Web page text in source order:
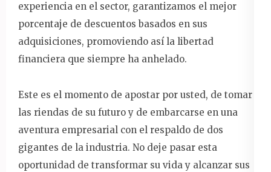
experiencia en el sector, garantizamos el mejor
porcentaje de descuentos basados en sus
adquisiciones, promoviendo así la libertad
financiera que siempre ha anhelado.
Este es el momento de apostar por usted, de tomar
las riendas de su futuro y de embarcarse en una
aventura empresarial con el respaldo de dos
gigantes de la industria. No deje pasar esta
oportunidad de transformar su vida y alcanzar sus